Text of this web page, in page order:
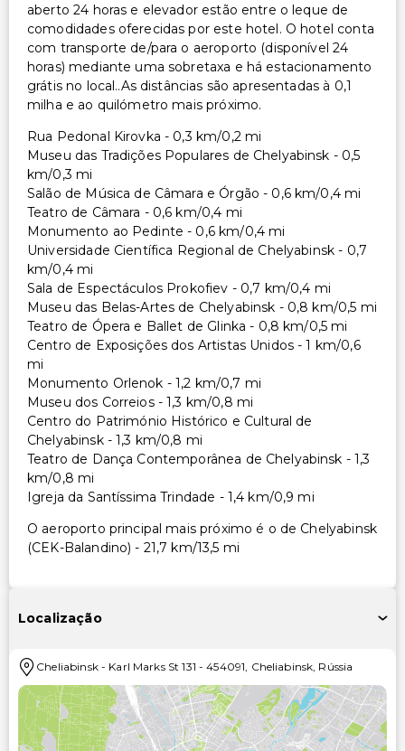
aberto 24 horas e elevador estão entre o leque de
comodidades oferecidas por este hotel. O hotel conta
com transporte de/para o aeroporto (disponível 24
horas) mediante uma sobretaxa e há estacionamento
grátis no local..As distâncias são apresentadas à 0,1
milha e ao quilómetro mais próximo.
Rua Pedonal Kirovka - 0,3 km/0,2 mi
Museu das Tradições Populares de Chelyabinsk - 0,5
km/0,3 mi
Salão de Música de Câmara e Órgão - 0,6 km/0,4 mi
Teatro de Câmara - 0,6 km/0,4 mi
Monumento ao Pedinte - 0,6 km/0,4 mi
Universidade Científica Regional de Chelyabinsk - 0,7
km/0,4 mi
Sala de Espectáculos Prokofiev - 0,7 km/0,4 mi
Museu das Belas-Artes de Chelyabinsk - 0,8 km/0,5 mi
Teatro de Ópera e Ballet de Glinka - 0,8 km/0,5 mi
Centro de Exposições dos Artistas Unidos - 1 km/0,6
mi
Monumento Orlenok - 1,2 km/0,7 mi
Museu dos Correios - 1,3 km/0,8 mi
Centro do Património Histórico e Cultural de
Chelyabinsk - 1,3 km/0,8 mi
Teatro de Dança Contemporânea de Chelyabinsk - 1,3
km/0,8 mi
Igreja da Santíssima Trindade - 1,4 km/0,9 mi
O aeroporto principal mais próximo é o de Chelyabinsk
(CEK-Balandino) - 21,7 km/13,5 mi
Localização
Cheliabinsk- Karl Marks St 131 -454091 Cheliabinsk Rússia